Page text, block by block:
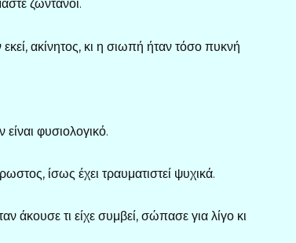
ζωντανοί.
ακίνητος, κι η σιωπή ήταν τόσο πυκνή
φυσιολογικό.
ίσως έχει τραυματιστεί ψυχικά.
άκουσε τι είχε συμβεί, σώπασε για λίγο κι